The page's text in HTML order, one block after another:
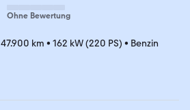
Ohne Bewertung
47.900 km • 162 kW (220 PS) • Benzin